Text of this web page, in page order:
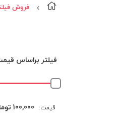
فروش فیلتر
فیلتر براساس
قیمت: 100,000 تومان